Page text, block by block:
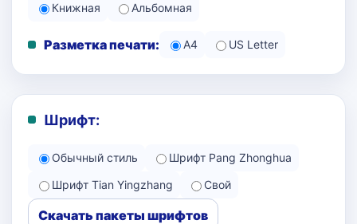
Книжная Альбомная
Разметка печати: A4 US Letter
Шрифт:
Обычный стиль
Шрифт Pang Zhonghua
Шрифт Tian Yingzhang
Свой
Скачать пакеты шрифтов